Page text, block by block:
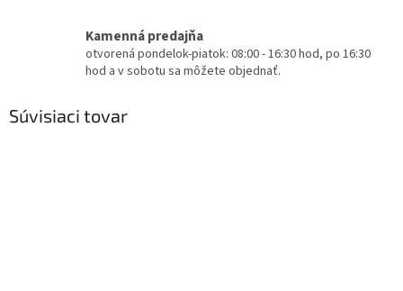
Kamenná predajňa
otvorená pondelok-piatok: 08:00 - 16:30 hod, po 16:30
hod a v sobotu sa môžete objednať.
Súvisiaci tovar